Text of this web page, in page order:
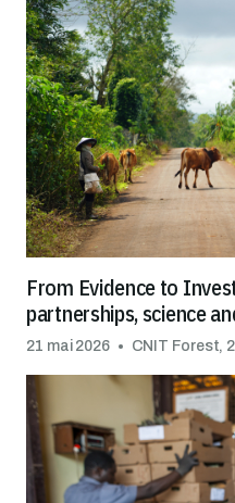
From Evidence to
partnerships, science
trade
21 mai 2026